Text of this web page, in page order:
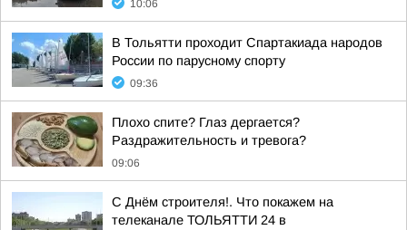
10:06
В Тольятти проходит Спартакиада народов
России по парусному спорту
09:36
Плохо спите? Глаз дергается?
Раздражительность и тревога?
09:06
С Днём строителя!. Что покажем на
телеканале ТОЛЬЯТТИ 24 в